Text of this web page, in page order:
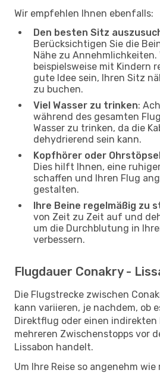
Wir empfehlen Ihnen ebenfalls:
Den besten Sitz
Berücksichtigen Sie die
Nähe zu Annehmlichkeiten.
beispielsweise mit Kindern
gute Idee sein, Ihren Sitz
zu buchen.
Viel Wasser zu trinken:
während des gesamten
Wasser zu trinken, da die
dehydrierend sein kann.
Kopfhörer oder
Dies hilft Ihnen, eine
schaffen und Ihren Flug
gestalten.
Ihre Beine regelmäßig zu
von Zeit zu Zeit auf und
um die Durchblutung in
verbessern.
Flugdauer Conakry -
Die Flugstrecke zwischen
kann variieren, je nachdem, ob
Direktflug oder einen indirekten
mehreren Zwischenstopps vor
Lissabon handelt.
Um Ihre Reise so angenehm